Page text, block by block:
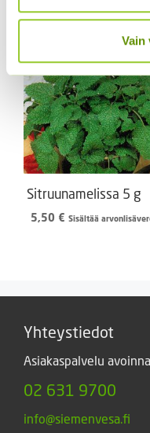
Vain
-
5,00 €
Sitruunamelissa 5 g
5,50 € Sisältää
Yhteystiedot
Asiakaspalvelu
02 631 9700
info@siemenvesa.fi